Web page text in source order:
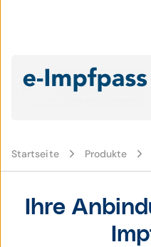
Startseite Produkte
Ihre